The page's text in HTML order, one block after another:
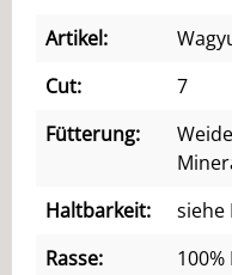
Artikel:
Cut:
7
Fütterung:
Haltbarkeit:
siehe
Rasse: